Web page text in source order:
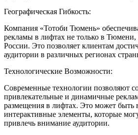
Географическая Гибкость:
Компания «Тотоби Тюмень»
рекламы в лифтах не только в Тюмени,
России. Это позволяет клиентам
аудитории в различных регионах
Технологические Возможности:
Современные технологии позволяют
привлекательные и динамичные
размещения в лифтах. Это может быть
интерактивные элементы, которые
привлечь внимание аудитории.